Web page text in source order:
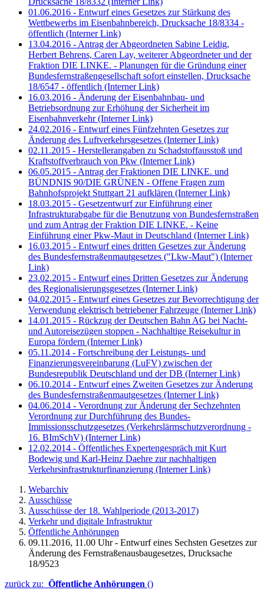
01.06.2016 - Entwurf eines Gesetzes zur Stärkung des
Wettbewerbs im Eisenbahnbereich, Drucksache 18/8334 -
öffentlich (Interner Link)
13.04.2016 - Antrag der Abgeordneten Sabine Leidig,
Herbert Behrens, Caren Lay, weiterer Abgeordneter und der
Fraktion DIE LINKE. - Planungen für die Gründung einer
Bundesfernstraßengesellschaft sofort einstellen, Drucksache
18/6547 - öffentlich (Interner Link)
16.03.2016 - Änderung der Eisenbahnbau- und
Betriebsordnung zur Erhöhung der Sicherheit im
Eisenbahnverkehr(Interner Link)
24.02.2016 - Entwurf eines Fünfzehnten Gesetzes zur
Änderung des Luftverkehrsgesetzes (Interner Link)
02.11.2015 - Herstellerangaben zu Schadstoffausstoß und
Kraftstoffverbrauch von Pkw (Interner Link)
06.05.2015 - Antrag der Fraktionen DIE LINKE. und
BÜNDNIS 90/DIE GRÜNEN - Offene Fragen zum
Bahnhofsprojekt Stuttgart 21 aufklären (Interner Link)
18.03.2015 - Gesetzentwurf zur Einführung einer
Infrastrukturabgabe für die Benutzung von Bundesfernstraßen
und zum Antrag der Fraktion DIE LINKE. - Keine
Einführung einer Pkw-Maut in Deutschland (Interner Link)
16.03.2015 - Entwurf eines dritten Gesetzes zur Änderung
des Bundesfernstraßenmautgesetzes ("Lkw-Maut") (Interner
Link)
23.02.2015 - Entwurf eines Dritten Gesetzes zur Änderung
des Regionalisierungsgesetzes (Interner Link)
04.02.2015 - Entwurf eines Gesetzes zur Bevorrechtigung der
Verwendung elektrisch betriebener Fahrzeuge (Interner Link)
14.01.2015 - Rückzug der Deutschen Bahn AG bei Nacht-
und Autoreisezügen stoppen - Nachhaltige Reisekultur in
Europa fördern (Interner Link)
05.11.2014 - Fortschreibung der Leistungs- und
Finanzierungsvereinbarung (LuFV) zwischen der
Bundesrepublik Deutschland und der DB (Interner Link)
06.10.2014 - Entwurf eines Zweiten Gesetzes zur Änderung
des Bundesfernstraßenmautgesetzes (Interner Link)
04.06.2014 - Verordnung zur Änderung der Sechzehnten
Verordnung zur Durchführung des Bundes-
Immissionsschutzgesetzes (Verkehrslärmschutzverordnung -
16. BImSchV) (Interner Link)
12.02.2014 - Öffentliches Expertengespräch mit Kurt
Bodewig und Karl-Heinz Daehre zur nachhaltigen
Verkehrsinfrastrukturfinanzierung (Interner Link)
Webarchiv
Ausschüsse
Ausschüsse der 18. Wahlperiode (2013-2017)
Verkehr und digitale Infrastruktur
Öffentliche Anhörungen
09.11.2016, 11.00 Uhr - Entwurf eines Sechsten Gesetzes zur
Änderung des Fernstraßenausbaugesetzes, Drucksache
18/9523
zurück zu: Öffentliche Anhörungen ()